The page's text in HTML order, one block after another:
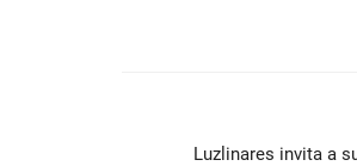
Luzlinares invita a